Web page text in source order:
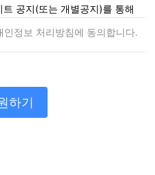
공지(또는 개별공지)를 통해
집 및 이용목적
용도로는 사용되지 않으며
의를 구할 예정입니다.
인정보 처리방침에 동의합니다.
하기